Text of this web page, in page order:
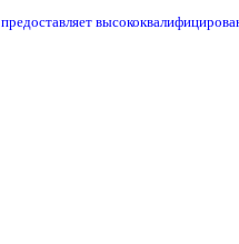
, предоставляет